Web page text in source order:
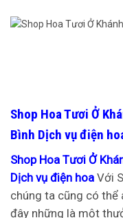
Shop Hoa Tươi Ở
Bình Dịch vụ điện
Shop Hoa Tươi Ở
Dịch vụ điện hoa Với
chúng ta cũng có thể
đây những là một